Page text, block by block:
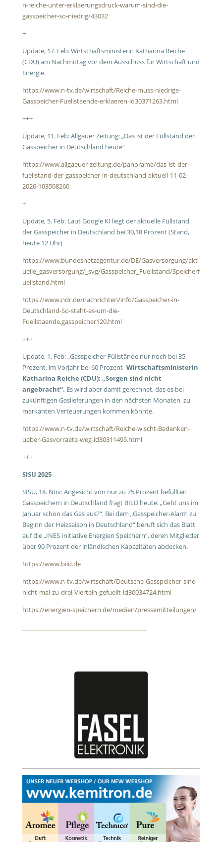
n-reiche-unter-erklaerungsdruck-warum-sind-die-
gasspeicher-so-niedrig/43032
+
Update, 17. Feb: Wirtschaftsministerin Katharina Reiche
(CDU) am Nachmittag vor dem Ausschuss für Wirtschaft und
Energie.
https://www.n-tv.de/wirtschaft/Reiche-muss-niedrige-
Gasspeicher-Fuellstaende-erklaeren-id30371263.html
+++
Update, 11. Feb: Allgäuer Zeitung: „Das ist der Füllstand der
Gasspeicher in Deutschland heute“
https://www.allgaeuer-zeitung.de/panorama/das-ist-der-
fuellstand-der-gasspeicher-in-deutschland-aktuell-11-02-
2026-103508260
+
Update, 5. Feb: Laut Google KI liegt der aktuelle Füllstand
der Gasspeicher in Deutschland bei 30,18 Prozent (Stand,
heute 12 Uhr)
https://www.bundesnetzagentur.de/DE/Gasversorgung/akt
uelle_gasversorgung/_svg/Gasspeicher_Fuellstand/Speicherf
uellstand.html
https://www.ndr.de/nachrichten/info/Gasspeicher-in-
Deutschland-So-steht-es-um-die-
Fuellstaende,gasspeicher120.html
+++
Update, 1. Feb: „Gasspeicher-Füllstände nur noch bei 35
Prozent, im Vorjahr bei 60 Prozent-Wirtschaftsministerin
Katharina Reiche (CDU): „Sorgen sind nicht
angebracht“. Es wird aber damit gerechnet, das es bei
zukünftigen Gaslieferungen in den nächsten Monaten zu
markanten Verteuerungen kommen könnte.
https://www.n-tv.de/wirtschaft/Reiche-wischt-Bedenken-
ueber-Gasvorraete-weg-id30311495.html
+++
SISU 2025
SISU, 18. Nov: Angesicht von nur zu 75 Prozent befüllten
Gasspeichern in Deutschland fragt BILD heute: „Geht uns im
Januar schon das Gas aus?“. Bei dem „Gasspeicher-Alarm zu
Beginn der Heizsaison in Deutschland“ beruft sich das Blatt
auf die „INES Initiative Energien Speichern“, deren Mitglieder
über 90 Prozent der inländischen Kapazitäten abdecken.
https://www.bild.de
https://www.n-tv.de/wirtschaft/Deutsche-Gasspeicher-sind-
nicht-mal-zu-drei-Vierteln-gefuellt-id30034724.html
https://energien-speichern.de/medien/pressemitteilungen/